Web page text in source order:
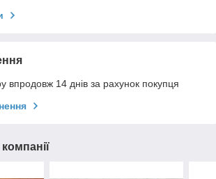
впродовж 14 днів за рахунок покупця